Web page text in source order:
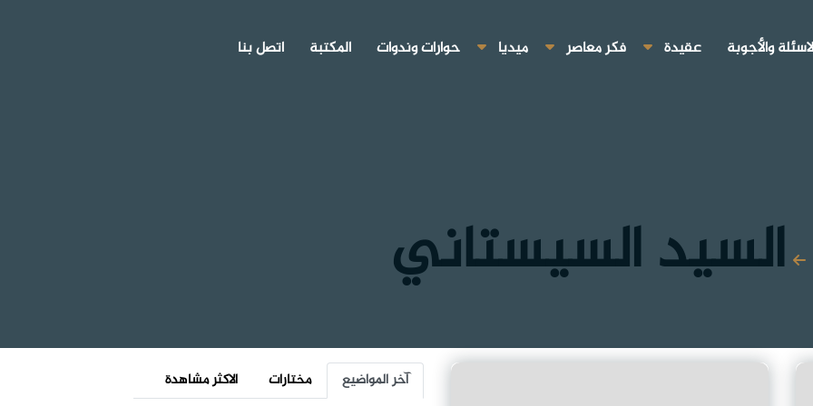
والأجوبة عقيدة فكر معاصر ميديا حوارات وندوات المكتبة اتصل بنا
السيد السيستاني
آخر المواضيع مختارات
الاكثر مشاهدة